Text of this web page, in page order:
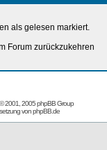
als gelesen markiert.
Forum zurückzukehren
2001, 2005 phpBB Group
vonphpBB.de